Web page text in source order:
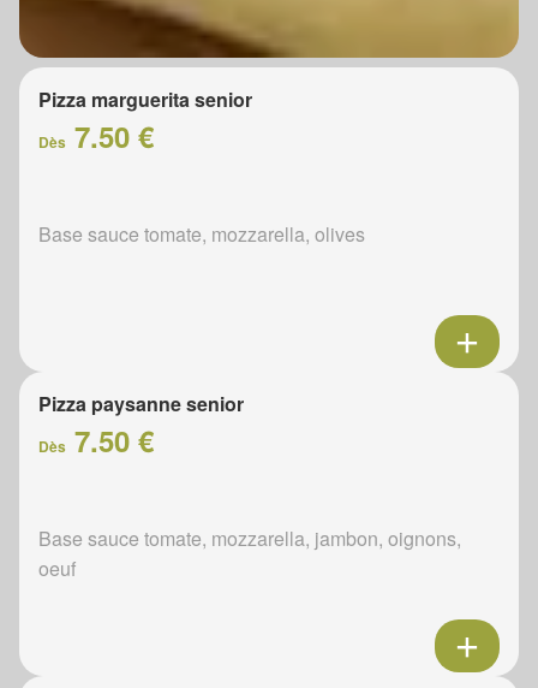
Pizza marguerita senior
Dès 7.50 €
Base sauce tomate, mozzarella, olives
Pizza paysanne senior
Dès 7.50 €
Base sauce tomate, mozzarella, jambon, oignons,
oeuf